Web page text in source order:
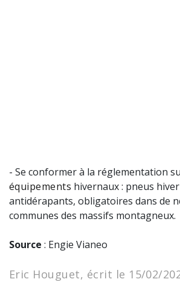
- Se conformer à la réglementation
équipements hivernaux : pneus
antidérapants, obligatoires dans de
communes des massifs montagneux.
Source : Engie Vianeo
Eric Houguet, écrit le 15/02/